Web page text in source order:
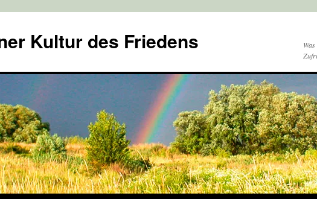
Kultur des Friedens